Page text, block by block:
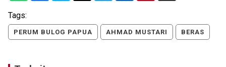
Tags:
PERUM BULOG PAPUA AHMAD MUSTARI BERAS